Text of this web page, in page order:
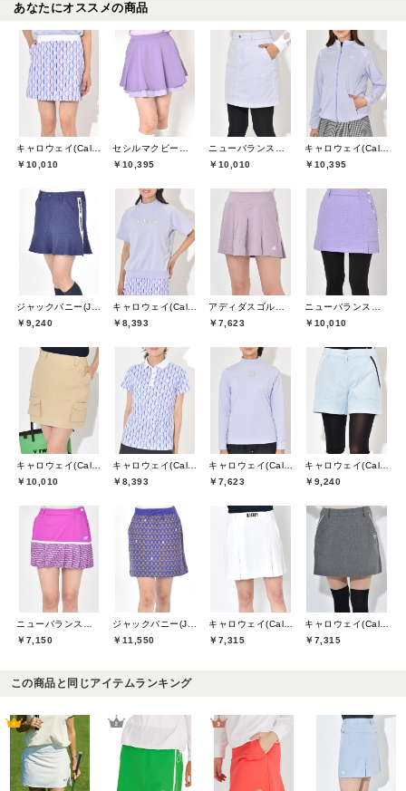
あなたにオススメの商品
￥10,010
￥10,395
￥10,010
￥10,395
￥9,240
￥8,393
￥7,623
￥10,010
￥10,010
￥8,393
￥7,623
￥9,240
￥7,150
￥11,550
￥7,315
￥7,315
この商品と同じアイテムランキング